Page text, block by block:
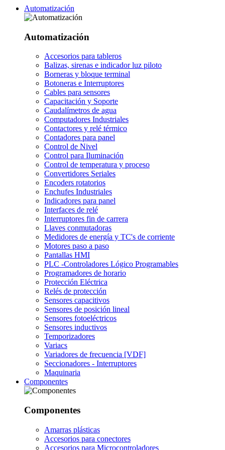
Automatización
Automatización
Accesorios para tableros
Balizas, sirenas e indicador luz piloto
Borneras y bloque terminal
Botoneras e Interruptores
Cables para sensores
Capacitación y Soporte
Caudalímetros de agua
Computadores Industriales
Contactores y relé térmico
Contadores para panel
Control de Nivel
Control para Iluminación
Control de temperatura y proceso
Convertidores Seriales
Encoders rotatorios
Enchufes Industriales
Indicadores para panel
Interfaces de relé
Interruptores fin de carrera
Llaves conmutadoras
Medidores de energía y TC's de corriente
Motores paso a paso
Pantallas HMI
PLC -Controladores Lógico Programables
Programadores de horario
Protección Eléctrica
Relés de protección
Sensores capacitivos
Sensores de posición lineal
Sensores fotoeléctricos
Sensores inductivos
Temporizadores
Variacs
Variadores de frecuencia [VDF]
Seccionadores - Interruptores
Maquinaria
Componentes
Componentes
Amarras plásticas
Accesorios para conectores
Accesorios para Microcontroladores